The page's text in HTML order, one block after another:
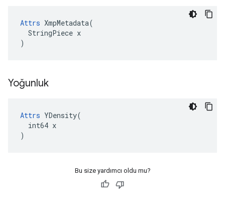
Attrs XmpMetadata(
  StringPiece x
)
Yoğunluk
Attrs YDensity(
  int64 x
)
Bu size yardımcı oldu mu?